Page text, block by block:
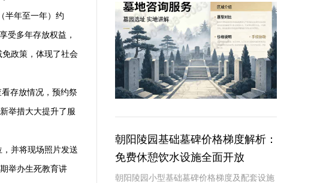
半年至一年）约
受多年存放权益，
政策，体现了社会
存放情况，预约祭
举措大大提升了服
并将现场照片发送
举办生死教育讲
也为生者提供了一个寄托哀思的圣地。近年
来，随着人们对生命质量的追求和对环境要
求的提高，
朝阳陵园基础墓碑价格梯度解析：
免费休憩饮水设施全面开放
朝阳陵园小型基础墓碑价格梯度及配套设施